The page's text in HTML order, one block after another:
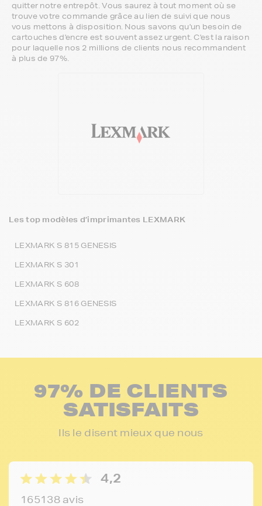
quitter notre entrepôt. Vous saurez à tout moment où se
trouve votre commande grâce au lien de suivi que nous
vous mettons à disposition. Nous savons qu'un besoin de
cartouches d'encre est souvent assez urgent. C'est la raison
pour laquelle nos 2 millions de clients nous recommandent
à plus de 97%.
Les top modèles d’imprimantes LEXMARK
LEXMARK S 815 GENESIS
LEXMARK S 301
LEXMARK S 608
LEXMARK S 816 GENESIS
LEXMARK S 602
97% DE CLIENTS
SATISFAITS
Ils le disent mieux que nous
4,2
165138 avis